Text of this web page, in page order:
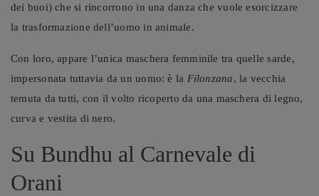
dei buoi) che si rincorrono in una danza che vuole esorcizzare
la trasformazione dell’uomo in animale.
Con loro, appare l’unica maschera femminile tra quelle sarde,
impersonata tuttavia da un uomo: è la Filonzana, la vecchia
temuta da tutti, con il volto ricoperto da una maschera di legno,
curva e vestita di nero.
Su Bundhu al Carnevale di
Orani